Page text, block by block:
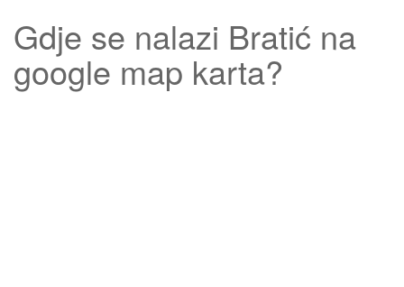
Gdje se nalazi Bratić na
google map karta?